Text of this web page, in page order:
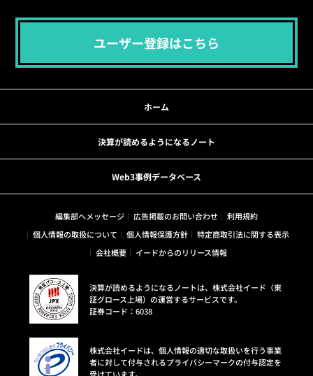
ユーザー登録はこちら
ホーム
決算が読めるようになるノート
Web3事例データベース
編集部へメッセージ 広告掲載のお問い合わせ
利用規約
個人情報の取扱について
個人情報保護方針
特定商取引法に関する表示
会社概要
イードからのリリース情報
決算が読めるようになるノートは、株式会社イード（東
証グロース上場）の運営するサービスです。
証券コード：6038
株式会社イードは、個人情報の適切な取扱いを行う事業
者に対して付与されるプライバシーマークの付与認定を